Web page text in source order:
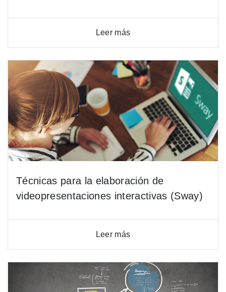
Leer más
Técnicas para la elaboración de
videopresentaciones interactivas (Sway)
Leer más